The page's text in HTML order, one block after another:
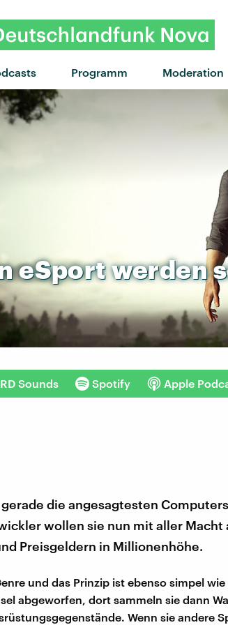
Programm Moderation
eSportwerden
Sounds Spotify Apple
die angesagtesten
wollen sie nun mit aller Macht
Preisgeldern in Millionenhöhe.
und das Prinzip ist ebenso simpel
abgeworfen, dort sammeln sie dann
Wenn sie andere